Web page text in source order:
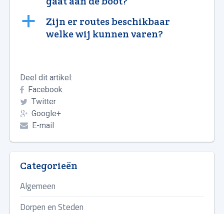
a
Zijn er routes beschikbaar
welke wij kunnen varen?
Deel dit artikel:
Facebook
Twitter
Google+
E-mail
Categorieën
Algemeen
Dorpen en Steden